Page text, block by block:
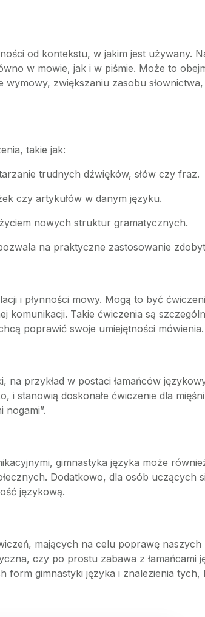
od kontekstu, w jakim jest używany.
w mowie, jak i w piśmie. Może to
zwiększaniu zasobu
takie jak:
trudnych dźwięków, słów czy fraz.
czy artykułów w danym języku.
nowych struktur gramatycznych.
na praktyczne zastosowanie
i płynności mowy. Mogą to być
komunikacji. Takie ćwiczenia są
poprawić swoje umiejętności mówienia.
przykład w postaci łamańców
stanowią doskonałe ćwiczenie dla
nogami”.
gimnastyka języka może
Dodatkowo, dla osób uczących
językową.
mających na celu poprawę naszych
czy po prostu zabawa z łamańcami
form gimnastyki języka i znalezienia tych,